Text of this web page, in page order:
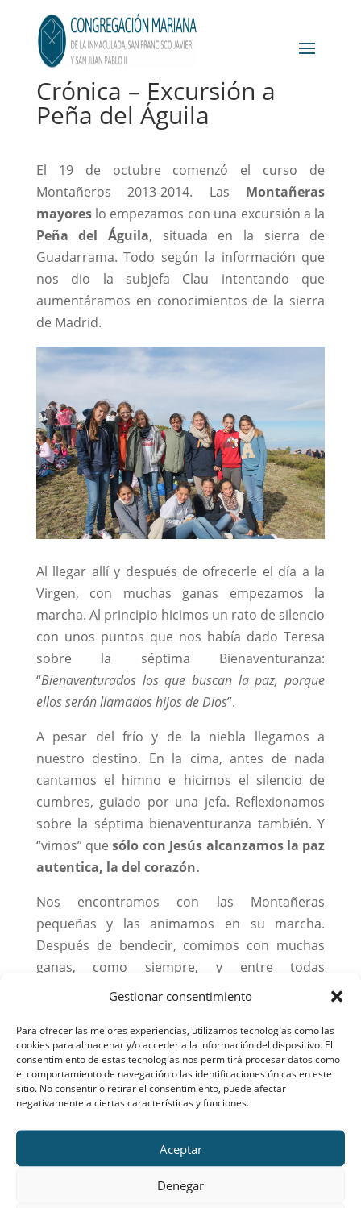
Gestionar consentimiento
Para ofrecer las mejores experiencias, utilizamos tecnologías como las
cookies para almacenar y/o acceder a la información del dispositivo. El
consentimiento de estas tecnologías nos permitirá procesar datos como
el comportamiento de navegación o las identificaciones únicas en este
sitio. No consentir o retirar el consentimiento, puede afectar
negativamente a ciertas características y funciones.
Aceptar
Denegar
Crónica – Excursión a
Peña del Águila
El 19 de octubre comenzó el curso de
Montañeros 2013-2014. Las Montañeras
mayoreslo empezamos con una excursión a la
Peña del Águila, situada en la sierra de
Guadarrama. Todo según la información que
nos dio la subjefa Clau intentando que
aumentáramos en conocimientos de la sierra
de Madrid.
Al llegar allí y después de ofrecerle el día a la
Virgen, con muchas ganas empezamos la
marcha. Al principio hicimos un rato de silencio
con unos puntos que nos había dado Teresa
sobre la séptima Bienaventuranza:
“Bienaventurados los que buscan la paz, porque
ellos serán llamados hijos de Dios”.
A pesar del frío y de la niebla llegamos a
nuestro destino. En la cima, antes de nada
cantamos el himno e hicimos el silencio de
cumbres, guiado por una jefa. Reflexionamos
sobre la séptima bienaventuranza también. Y
“vimos” quesólo con Jesús alcanzamos la paz
autentica, la del corazón.
Nos encontramos con las Montañeras
pequeñas y las animamos en su marcha.
Después de bendecir, comimos con muchas
ganas, como siempre, y entre todas
alimentamos a la superjefa Mariaje ya que se le
Al terminar comenzamos la bajada rezando el
Rosario muy pegadas unas a otras para no
perdernos ya que la niebla hacía que no se
viese nada a más de 20 metros de distancia. Al
llegar nos pusimos con la RxP sobre nuestra
identidad: la pañoleta y la Virgen. Y las
formación de futuras jefas.